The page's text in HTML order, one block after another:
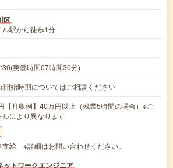
区
ル駅から徒歩1分
実働時間07時間30分)
開始時期についてはご相談ください
【月収例】40万円以上（残業5時間の場合）※ご
ルにより異なります
支給 ※詳細はお問い合わせください。
ットワークエンジニア